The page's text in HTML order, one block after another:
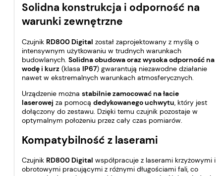
Solidna konstrukcja i odporność na
warunki zewnętrzne
Czujnik RD800 Digital został zaprojektowany z myślą o
intensywnym użytkowaniu w trudnych warunkach
budowlanych. Solidna obudowa oraz wysoka odporność na
wodę i kurz (klasa IP67) gwarantują niezawodne działanie
nawet w ekstremalnych warunkach atmosferycznych.
Urządzenie można stabilnie zamocować na łacie
laserowej za pomocą dedykowanego uchwytu , który jest
dołączony do zestawu. Dzięki temu czujnik pozostaje w
optymalnym położeniu przez cały czas pomiarów.
Kompatybilność z laserami
Czujnik RD800 Digital współpracuje z laserami krzyżowymi i
obrotowymi pracującymi z różnymi długościami fali, co